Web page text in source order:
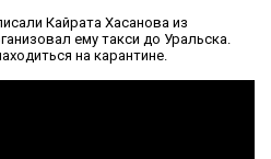
Кайрата Хасанова из
ему такси до Уральска.
на карантине.